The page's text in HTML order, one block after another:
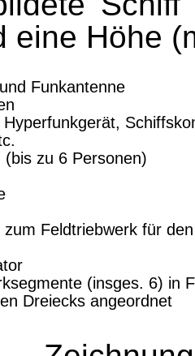
eine Höhe
Funkantenne
zu 6 Personen)
Feldtriebwerk für den
(insges. 6) in
Dreiecks angeordnet